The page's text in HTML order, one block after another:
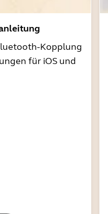
Kopplung
für iOS und